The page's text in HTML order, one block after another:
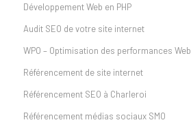
Développement Web en PHP
Audit SEO de votre site internet
WPO – Optimisation des performances Web
Référencement de site internet
Référencement SEO à Charleroi
Référencement médias sociaux SMO